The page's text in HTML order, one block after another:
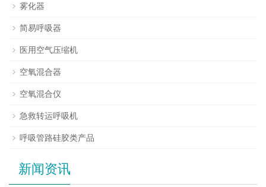
雾化器
简易呼吸器
医用空气压缩机
空氧混合器
空氧混合仪
急救转运呼吸机
呼吸管路硅胶类产品
新闻资讯